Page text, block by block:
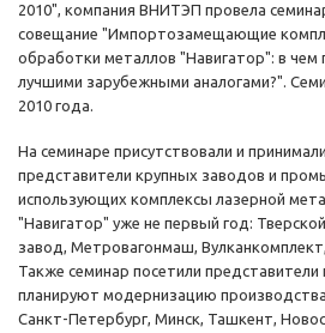
2010", компания ВНИТЭП провела
совещание "Импортозамещающие
обработки металлов "Навигатор": в чем
лучшими зарубежными аналогами?".
2010 года.
На семинаре присутствовали и
представители крупных заводов и
использующих комплексы лазерной
"Навигатор" уже не первый год:
завод, Метровагонмаш,
Также семинар посетили
планируют модернизацию
Санкт-Петербург, Минск, Ташкент,